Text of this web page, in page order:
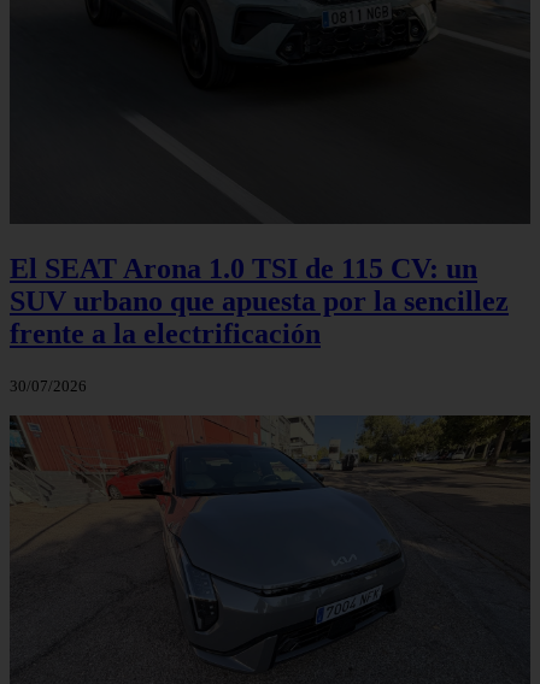
El SEAT Arona 1.0 TSI de 115 CV: un
SUV urbano que apuesta por la sencillez
frente a la electrificación
30/07/2026